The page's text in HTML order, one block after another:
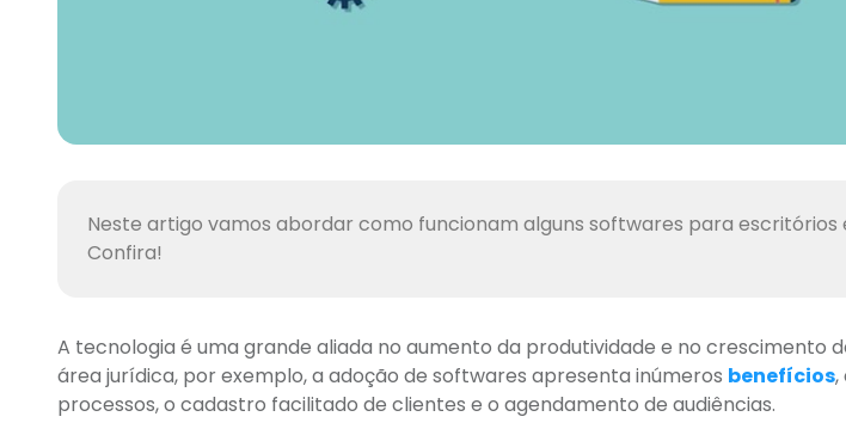
Neste artigo vamos abordar como funcionam alguns softwares para
Confira!
A tecnologia é uma grande aliada no aumento da produtividade e no crescimento
área jurídica, por exemplo, a adoção de softwares apresenta inúmeros benefícios,
processos, o cadastro facilitado de clientes e o agendamento de audiências.